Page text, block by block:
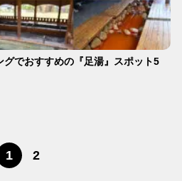
でおすすめの『足湯』スポット5
1 2